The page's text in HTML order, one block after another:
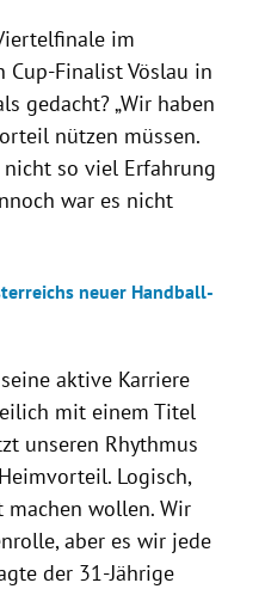
im
Cup-Finalist Vöslau in
gedacht? „Wir haben
nützen müssen.
so viel Erfahrung
war es nicht
neuer Handball-
aktive Karriere
mit einem Titel
unseren Rhythmus
Logisch,
wollen. Wir
aber es wir jede
der 31-Jährige